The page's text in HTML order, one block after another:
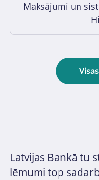
Maksājumi un
Latvijas Bankā tu
lēmumi top